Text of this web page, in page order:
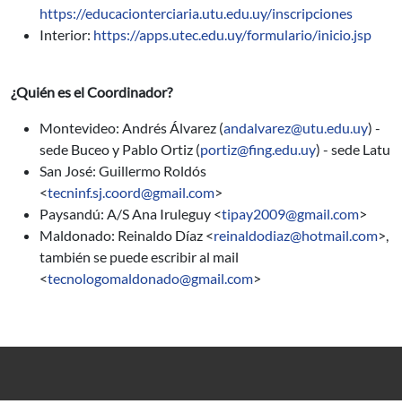
https://educacionterciaria.utu.edu.uy/inscripciones
Interior: https://apps.utec.edu.uy/formulario/inicio.jsp
¿Quién es el Coordinador?
Montevideo: Andrés Álvarez (andalvarez@utu.edu.uy) -
sede Buceo y Pablo Ortiz (portiz@fing.edu.uy) - sede Latu
San José: Guillermo Roldós
<tecninf.sj.coord@gmail.com>
Paysandú: A/S Ana Iruleguy <tipay2009@gmail.com>
Maldonado: Reinaldo Díaz <reinaldodiaz@hotmail.com>,
también se puede escribir al mail
<tecnologomaldonado@gmail.com>